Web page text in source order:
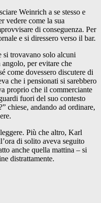
Weinrich a se stesso e
vedere come la sua
di conseguenza. Per
e si diressero verso il bar.
si trovavano solo alcuni
per evitare che
come dovessero discutere di
che i pensionati si sarebbero
proprio che il commerciante
fuori del suo contesto
chiese, andando ad ordinare,
Più che altro, Karl
di solito aveva seguito
anche quella mattina – si
distrattamente.